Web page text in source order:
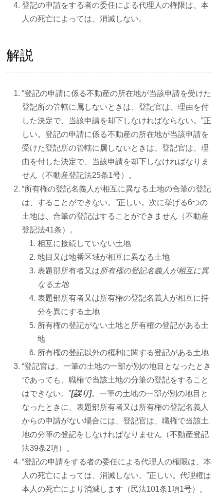
登記の申請をする者の委任による代理人の権限は、本
人の死亡によっては、消滅しない。
解説
“登記の申請に係る不動産の所在地が当該申請を受けた
登記所の管轄に属しないときは、登記官は、理由を付
した決定で、当該申請を却下しなければならない。”正
しい。登記の申請に係る不動産の所在地が当該申請を
受けた登記所の管轄に属しないときは、登記官は、理
由を付した決定で、当該申請を却下しなければなりま
せん（不動産登記法25条1号）。
“所有権の登記名義人が相互に異なる土地の合筆の登記
は、することができない。”正しい。次に挙げる6つの
土地は、合筆の登記はすることができません（不動産
登記法41条）。
相互に接続していない土地
地目又は地番区域が相互に異なる土地
表題部所有者又は所有権の登記名義人が相互に異
なる土地
表題部所有者又は所有権の登記名義人が相互に持
分を異にする土地
所有権の登記がない土地と所有権の登記がある土
地
所有権の登記以外の権利に関する登記がある土地
“登記官は、一筆の土地の一部が別の地目となったとき
であっても、職権で当該土地の分筆の登記をすること
はできない。”[誤り]。一筆の土地の一部が別の地目と
なったときに、表題部所有者又は所有権の登記名義人
からの申請がない場合には、登記官は、職権で当該土
地の分筆の登記をしなければなりません（不動産登記
法39条2項）。
“登記の申請をする者の委任による代理人の権限は、本
人の死亡によっては、消滅しない。”正しい。代理権は
本人の死亡により消滅します（民法101条1項1号）。